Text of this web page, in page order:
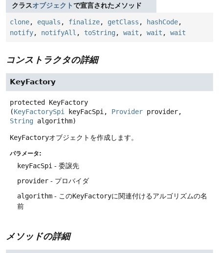
クラスオブジェクトで宣言されたメソッド
clone, equals , finalize, getClass , hashCode,
notify, notifyAll , toString , wait , wait , wait
コンストラクタの詳細
KeyFactory
protected KeyFactory
(KeyFactorySpi keyFacSpi, Provider
String algorithm)
KeyFactoryオブジェクトを作成します。
パラメータ:
keyFacSpi - 委譲先
provider - プロバイダ
algorithm - このKeyFactoryに関連付けるアルゴリズムの名
前
メソッドの詳細